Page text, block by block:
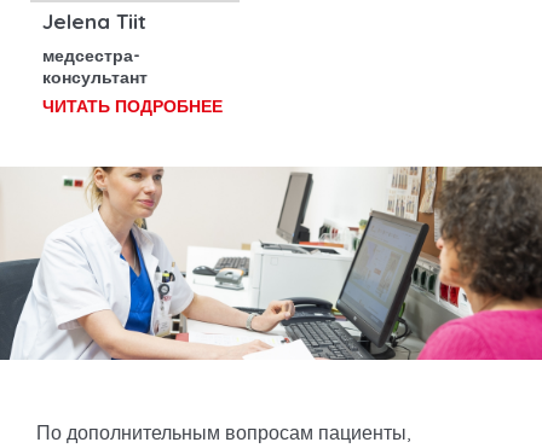
Jelena Tiit
медсестра-
консультант
ЧИТАТЬ ПОДРОБНЕЕ
По дополнительным вопросам пациенты,